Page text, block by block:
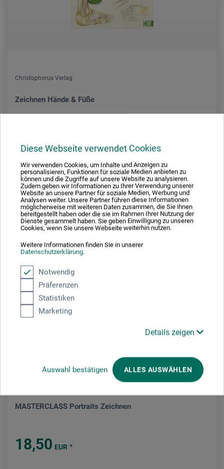
Diese Webseite verwendet Cookies
Wir verwenden Cookies, um Inhalte und Anzeigen zu
personalisieren, Funktionen für soziale Medien anbieten zu
können und die Zugriffe auf unsere Website zu analysieren.
Zudem geben wir Informationen zu Ihrer Verwendung unserer
Website an unsere Partner für soziale Medien, Werbung und
Analysen weiter. Unsere Partner führen diese Informationen
möglicherweise mit weiteren Daten zusammen, die Sie ihnen
bereitgestellt haben oder die sie im Rahmen Ihrer Nutzung der
Dienste gesammelt haben. Sie geben Einwilligung zu unseren
Cookies, wenn Sie unsere Webseite weiterhin nutzen.
Weitere Informationen finden Sie in unserer
Datenschutzerklärung.
Notwendig
Präferenzen
Statistiken
Marketing
Details zeigen
Auswahl bestätigen ALLES AUSWÄHLEN
Christophorus Verlag
Zeichnen Hände & Füße
zzgl. Versandkosten
MASTERCLASS Portraits Zeichnen
18,50 EUR *